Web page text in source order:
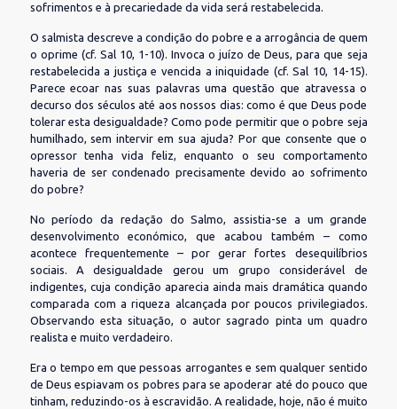
sofrimentos e à precariedade da vida será restabelecida.
O salmista descreve a condição do pobre e a arrogância de quem
o oprime (cf. Sal 10, 1-10). Invoca o juízo de Deus, para que seja
restabelecida a justiça e vencida a iniquidade (cf. Sal 10, 14-15).
Parece ecoar nas suas palavras uma questão que atravessa o
decurso dos séculos até aos nossos dias: como é que Deus pode
tolerar esta desigualdade? Como pode permitir que o pobre seja
humilhado, sem intervir em sua ajuda? Por que consente que o
opressor tenha vida feliz, enquanto o seu comportamento
haveria de ser condenado precisamente devido ao sofrimento
do pobre?
No período da redação do Salmo, assistia-se a um grande
desenvolvimento económico, que acabou também – como
acontece frequentemente – por gerar fortes desequilíbrios
sociais. A desigualdade gerou um grupo considerável de
indigentes, cuja condição aparecia ainda mais dramática quando
comparada com a riqueza alcançada por poucos privilegiados.
Observando esta situação, o autor sagrado pinta um quadro
realista e muito verdadeiro.
Era o tempo em que pessoas arrogantes e sem qualquer sentido
de Deus espiavam os pobres para se apoderar até do pouco que
tinham, reduzindo-os à escravidão. A realidade, hoje, não é muito